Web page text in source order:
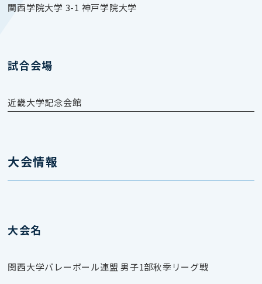
関西学院大学 3-1 神戸学院大学
試合会場
近畿大学記念会館
大会情報
大会名
関西大学バレーボール連盟 男子1部秋季リーグ戦